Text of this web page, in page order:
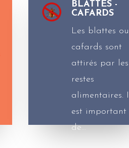
BLATTES -
CAFARDS
Les blattes ou
cafards sont
attirés par les
restes
alimentaires.
est important
de…